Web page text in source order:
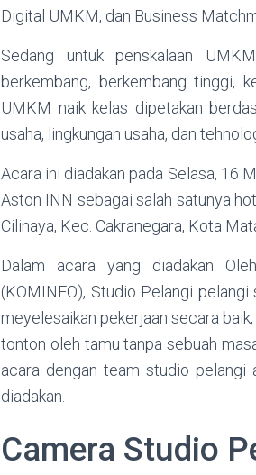
Digital UMKM, dan Business
Sedang untuk penskalaan
berkembang, berkembang tinggi,
UMKM naik kelas dipetakan
usaha, lingkungan usaha, dan
Acara ini diadakan pada Selasa, 16
Aston INN sebagai salah satunya
Cilinaya, Kec. Cakranegara, Kota
Dalam acara yang diadakan
(KOMINFO), Studio Pelangi
meyelesaikan pekerjaan secara
tonton oleh tamu tanpa sebuah
acara dengan team studio pelangi
diadakan.
Camera Studio